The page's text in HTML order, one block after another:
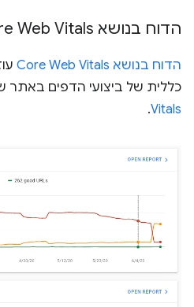
הדוח בנושא Core Web Vitals
הדוח בנושא Core Web Vitals
כללית של ביצועי הדפים באתר
Vitals
.